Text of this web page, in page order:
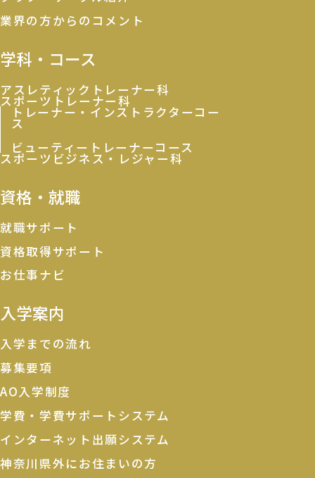
業界の方からのコメント
学科・コース
アスレティックトレーナー科
スポーツトレーナー科
トレーナー・インストラクターコー
ス
ビューティートレーナーコース
スポーツビジネス・レジャー科
資格・就職
就職サポート
資格取得サポート
お仕事ナビ
入学案内
入学までの流れ
募集要項
AO入学制度
学費・学費サポートシステム
インターネット出願システム
神奈川県外にお住まいの方